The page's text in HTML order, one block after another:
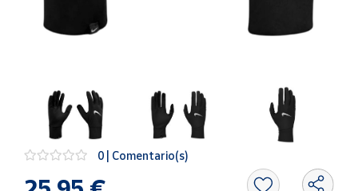
Nuestros
novedades
de Correos
Market
Productos
0 | Comentario(s)